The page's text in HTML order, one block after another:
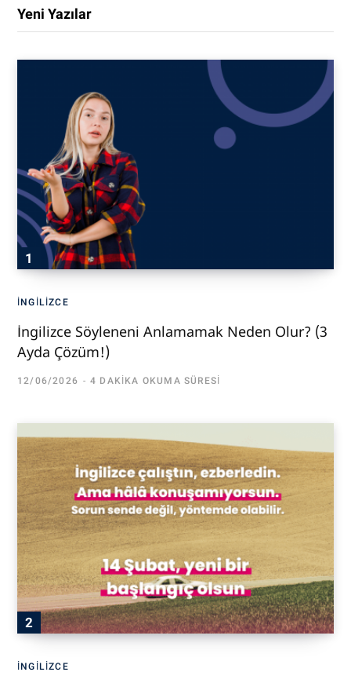
Yeni Yazılar
İNGILIZCE
İngilizce Söyleneni Anlamamak Neden Olur? (3
Ayda Çözüm!)
12/06/2026 4 DAKIKA OKUMA SÜRESI
İNGILIZCE